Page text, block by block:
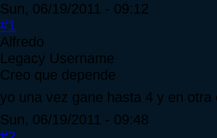
Sun, 06/19/2011 - 09:12
#1
Alfredo
Legacy Username
Creo que depende
yo una vez gane hasta 4 y en
Sun, 06/19/2011 - 09:48